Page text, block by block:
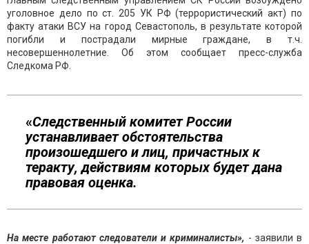
уголовное дело по ст. 205 УК РФ (террористический акт) по
факту атаки ВСУ на город Севастополь, в результате которой
погибли и пострадали мирные граждане, в т.ч.
несовершеннолетние. Об этом сообщает пресс-служба
Следкома РФ.
«Следственный комитет России
устанавливает обстоятельства
произошедшего и лиц, причастных к
теракту, действиям которых будет дана
правовая оценка.
На месте работают следователи и криминалисты», - заявили в